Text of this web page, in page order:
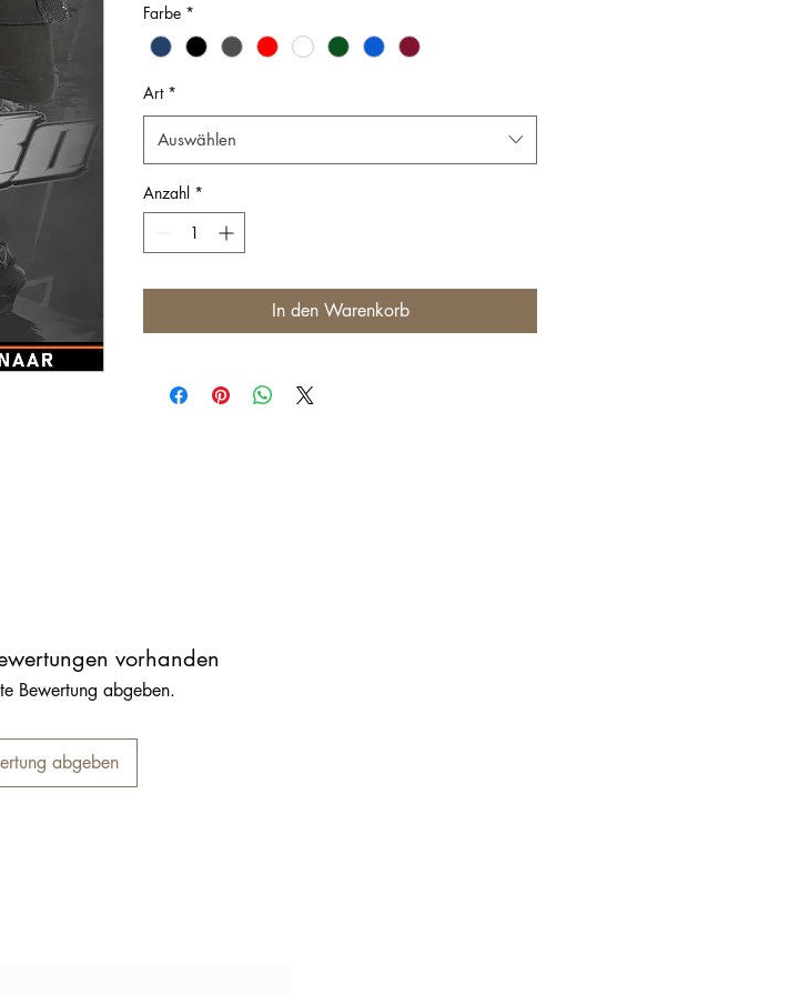
Farbe *
Art *
Auswählen
Anzahl *
In den Warenkorb
vorhanden
Bewertung abgeben.
abgeben